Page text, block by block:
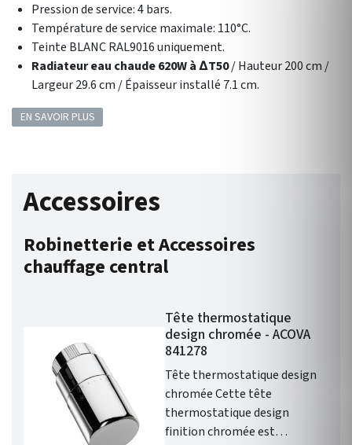
Pression de service: 4 bars.
Température de service maximale: 110°C.
Teinte BLANC RAL9016 uniquement.
Radiateur eau chaude 620W à ∆T50/ Hauteur 200 cm /
Largeur 29.6 cm / Épaisseur installé 7.1 cm.
EN SAVOIR PLUS
Accessoires
Robinetterie et Accessoires
chauffage central
Tête thermostatique
design chromée - ACOVA
841278
Tête thermostatique design
chromée Cette tête
thermostatique design
finition chromée est